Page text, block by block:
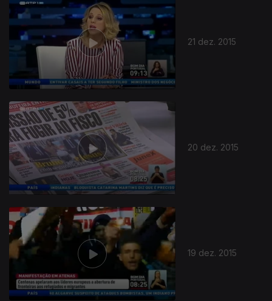
21 dez. 2015
20 dez. 2015
19 dez. 2015